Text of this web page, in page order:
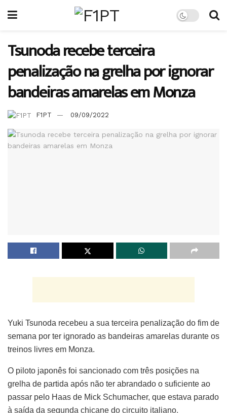
Tsunoda recebe terceira
penalização na grelha por ignorar
bandeiras amarelas em Monza
F1PT 09/09/2022
Yuki Tsunoda recebeu a sua terceira penalização do fim de
semana por ter ignorado as bandeiras amarelas durante os
treinos livres em Monza.
O piloto japonês foi sancionado com três posições na
grelha de partida após não ter abrandado o suficiente ao
passar pelo Haas de Mick Schumacher, que estava parado
à saída da segunda chicane do circuito italiano.